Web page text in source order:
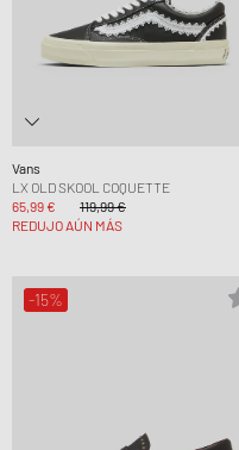
Vans
LX OLD SKOOL COQUETTE
65,99 €
119,99 €
REDUJO AÚN MÁS
-15%